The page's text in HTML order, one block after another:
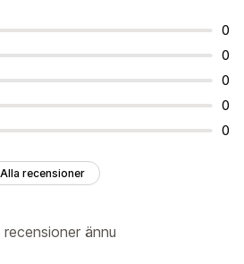
0
0
0
0
0
Alla recensioner
recensioner ännu